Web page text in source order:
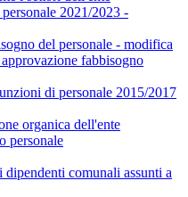
2021/2023 -
del personale - modifica
fabbisogno
di personale 2015/2017
organica dell'ente
personale
comunali assunti a